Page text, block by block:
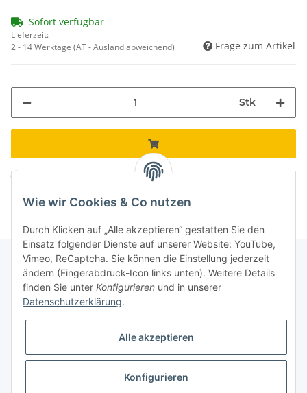
Sofort verfügbar
Lieferzeit:
2 - 14 Werktage (AT - Ausland abweichend) Frage zum Artikel
Stk
Loading... Komponenten werden geladen ...
Informationen
Galerie
Wie wir Cookies & Co nutzen
Durch Klicken auf „Alle akzeptieren“ gestatten Sie den
Einsatz folgender Dienste auf unserer Website: YouTube,
Vimeo, ReCaptcha. Sie können die Einstellung jederzeit
ändern (Fingerabdruck-Icon links unten). Weitere Details
finden Sie unter Konfigurieren und in unserer
Datenschutzerklärung.
Alle akzeptieren
Konfigurieren